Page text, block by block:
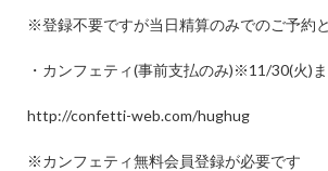
※登録不要ですが当日精算のみでのご予約
・カンフェティ(事前支払のみ)※11/30(火)
http://confetti-web.com/hughug
※カンフェティ無料会員登録が必要です